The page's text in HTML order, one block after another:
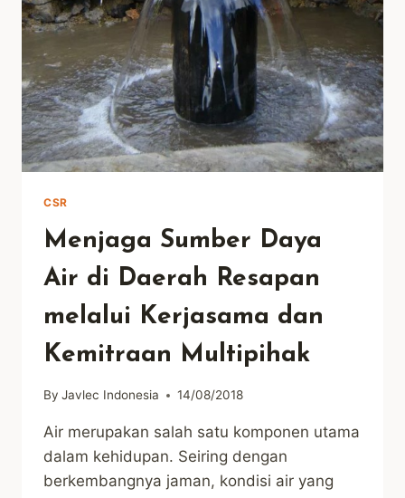
AQUA
JAVLEC
AJAK
STAKEHOLDER
REMBUG
KONSERVASI
CSR
Menjaga Sumber Daya
Air di Daerah Resapan
melalui Kerjasama dan
Kemitraan Multipihak
By Javlec Indonesia 14/08/2018
Air merupakan salah satu komponen utama
dalam kehidupan. Seiring dengan
berkembangnya jaman, kondisi air yang